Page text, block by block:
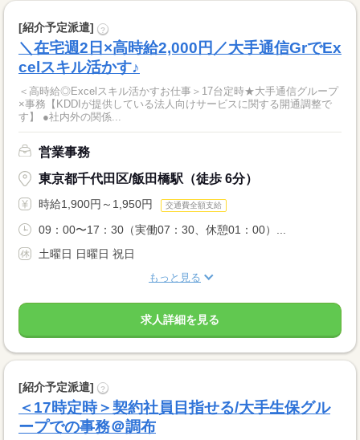
[紹介予定派遣] ?
＼在宅週2日×高時給2,000円／大手通信GrでEx
celスキル活かす♪
＜高時給◎Excelスキル活かすお仕事＞17台定時★大手通信グループ
×事務【KDDIが提供している法人向けサービスに関する開通調整で
す】 ●社内外の関係...
営業事務
東京都千代田区/飯田橋駅（徒歩 6分）
時給1,900円～1,950円 交通費全額支給
09：00〜17：30（実働07：30、休憩01：00）...
土曜日 日曜日 祝日
もっと見る
求人詳細を見る
[紹介予定派遣] ?
＜17時定時＞契約社員目指せる/大手生保グル
ープでの事務＠調布